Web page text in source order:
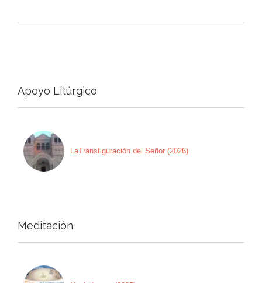
Apoyo Litúrgico
LaTransfiguración del Señor (2026)
Meditación